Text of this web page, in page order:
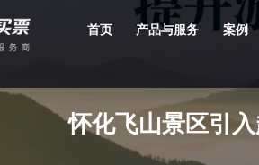
首页 产品与服务 案例
怀化飞山景区引